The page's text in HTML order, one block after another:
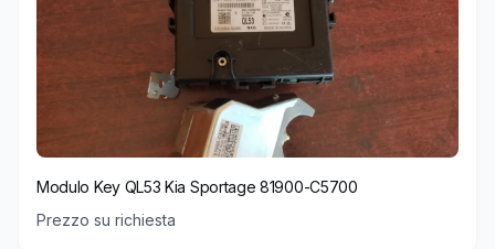
Modulo Key QL53 Kia Sportage 81900-C5700
Prezzo su richiesta